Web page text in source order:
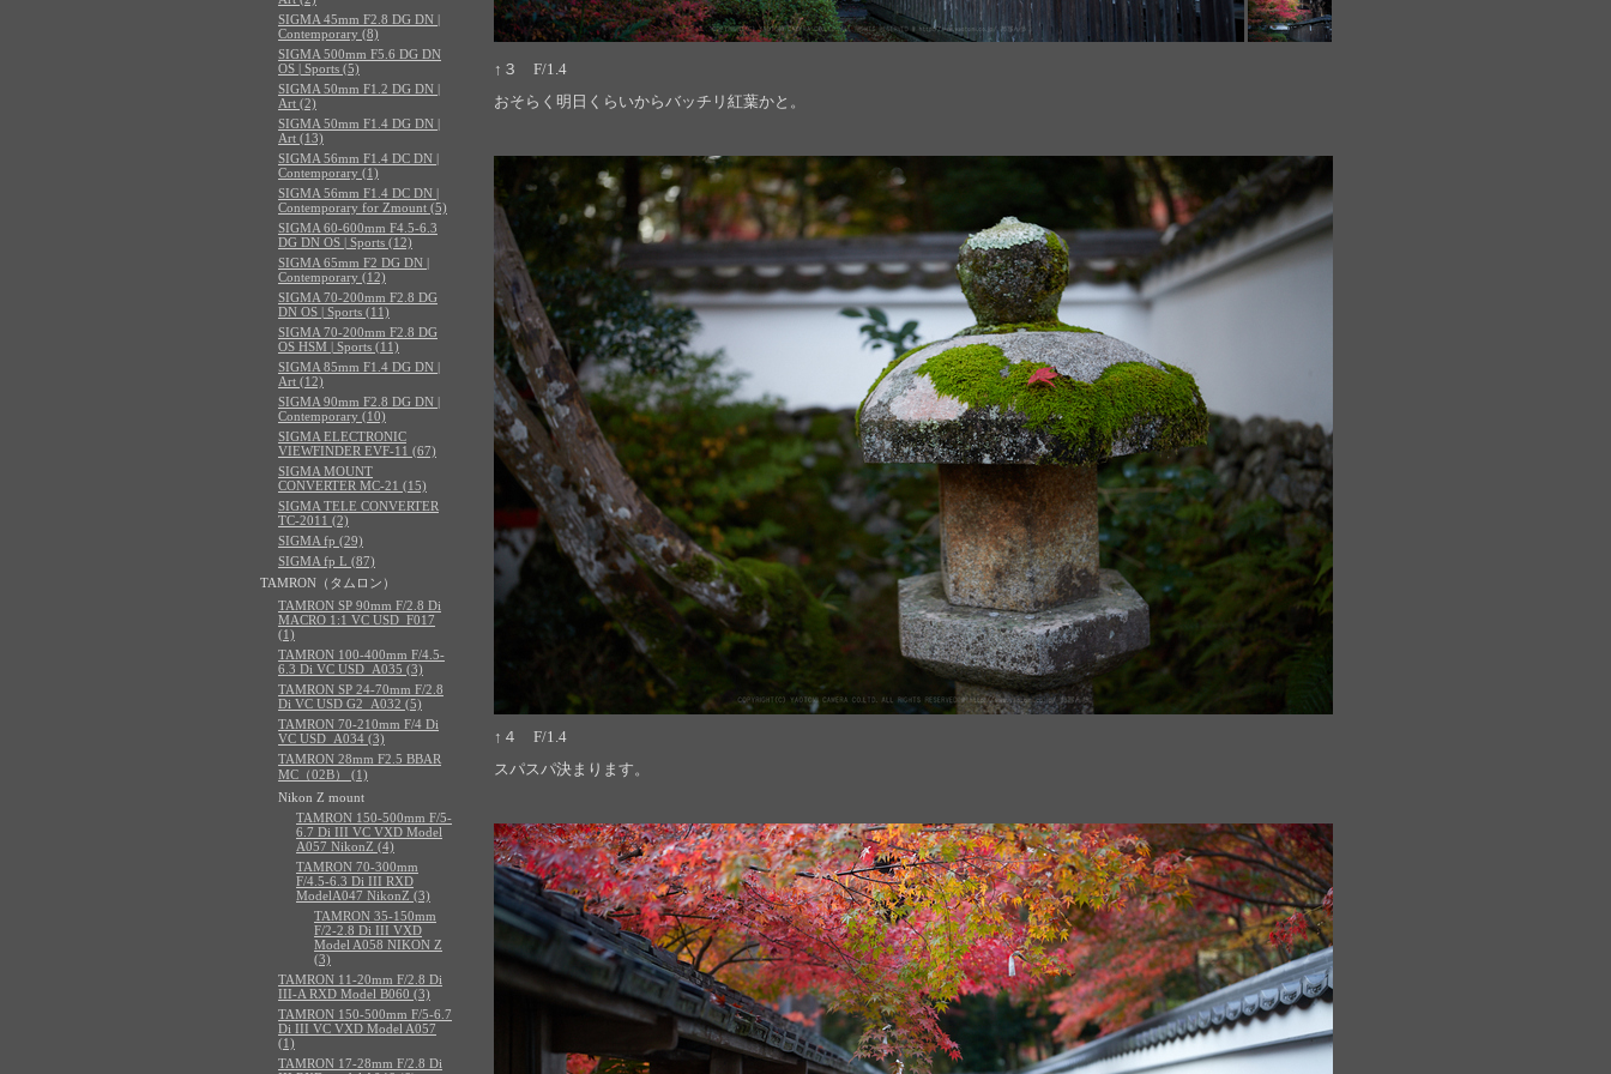
↑３ F/1.4
おそらく明日くらいからバッチリ紅葉かと。
↑４ F/1.4
スパスパ決まります。
SIGMA 45mm F2.8 DG DN |
Contemporary (8)
SIGMA 500mm F5.6 DG DN
OS | Sports (5)
SIGMA 50mm F1.2 DG DN |
Art (2)
SIGMA 50mm F1.4 DG DN |
Art (13)
SIGMA 56mm F1.4 DC DN |
Contemporary (1)
SIGMA 56mm F1.4 DC DN |
Contemporary for Zmount (5)
SIGMA 60-600mm F4.5-6.3
DG DN OS | Sports (12)
SIGMA 65mm F2 DG DN |
Contemporary (12)
SIGMA 70-200mm F2.8 DG
DN OS | Sports (11)
SIGMA 70-200mm F2.8 DG
OS HSM | Sports (11)
SIGMA 85mm F1.4 DG DN |
Art (12)
SIGMA 90mm F2.8 DG DN |
Contemporary (10)
SIGMA ELECTRONIC
VIEWFINDER EVF-11 (67)
SIGMA MOUNT
CONVERTER MC-21 (15)
SIGMA TELE CONVERTER
TC-2011 (2)
SIGMA fp (29)
SIGMA fp L (87)
TAMRON（タムロン）
TAMRON SP 90mm F/2.8 Di
MACRO 1:1 VC USD_F017
(1)
TAMRON 100-400mm F/4.5-
6.3 Di VC USD_A035 (3)
TAMRON SP 24-70mm F/2.8
Di VC USD G2_A032 (5)
TAMRON 70-210mm F/4 Di
VC USD_A034 (3)
TAMRON 28mm F2.5 BBAR
MC（02B） (1)
Nikon Z mount
TAMRON 150-500mm F/5-
6.7 Di III VC VXD Model
A057 NikonZ (4)
TAMRON 70-300mm
F/4.5-6.3 Di III RXD
ModelA047 NikonZ (3)
TAMRON 35-150mm
F/2-2.8 Di III VXD
Model A058 NIKON Z
(3)
TAMRON 11-20mm F/2.8 Di
III-A RXD Model B060 (3)
TAMRON 150-500mm F/5-6.7
Di III VC VXD Model A057
(1)
TAMRON 17-28mm F/2.8 Di